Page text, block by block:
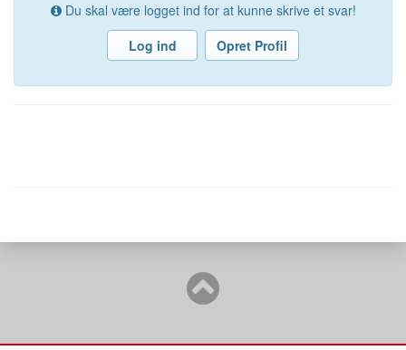
Du skal være logget ind for at kunne skrive et svar!
Log ind
Opret Profil